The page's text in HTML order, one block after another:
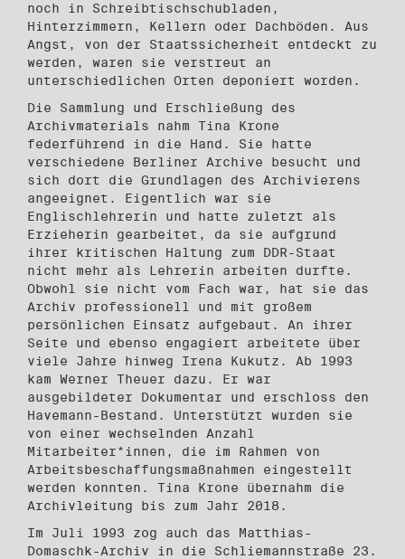
noch in Schreibtischschubladen,
Hinterzimmern, Kellern oder Dachböden. Aus
Angst, von der Staatssicherheit entdeckt zu
werden, waren sie verstreut an
unterschiedlichen Orten deponiert worden.
Die Sammlung und Erschließung des
Archivmaterials nahm Tina Krone
federführend in die Hand. Sie hatte
verschiedene Berliner Archive besucht und
sich dort die Grundlagen des Archivierens
angeeignet. Eigentlich war sie
Englischlehrerin und hatte zuletzt als
Erzieherin gearbeitet, da sie aufgrund
ihrer kritischen Haltung zum DDR-Staat
nicht mehr als Lehrerin arbeiten durfte.
Obwohl sie nicht vom Fach war, hat sie das
Archiv professionell und mit großem
persönlichen Einsatz aufgebaut. An ihrer
Seite und ebenso engagiert arbeitete über
viele Jahre hinweg Irena Kukutz. Ab 1993
kam Werner Theuer dazu. Er war
ausgebildeter Dokumentar und erschloss den
Havemann-Bestand. Unterstützt wurden sie
von einer wechselnden Anzahl
Mitarbeiter*innen, die im Rahmen von
Arbeitsbeschaffungsmaßnahmen eingestellt
werden konnten. Tina Krone übernahm die
Archivleitung bis zum Jahr 2018.
Im Juli 1993 zog auch das Matthias-
Domaschk-Archiv in die Schliemannstraße 23.